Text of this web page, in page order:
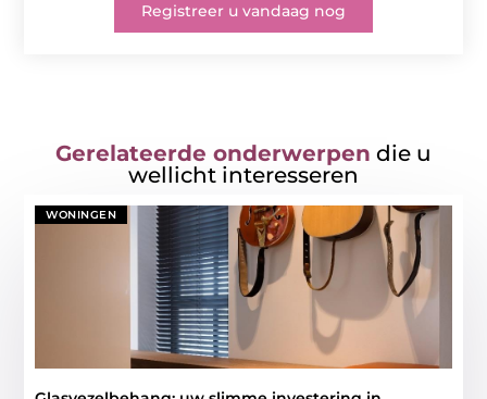
Registreer u vandaag nog
Gerelateerde onderwerpen die u
wellicht interesseren
WONINGEN